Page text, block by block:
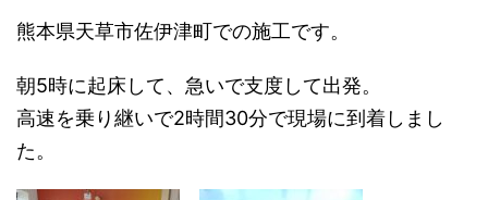
熊本県天草市佐伊津町での施工です。
朝5時に起床して、急いで支度して出発。
高速を乗り継いで2時間30分で現場に到着しまし
た。